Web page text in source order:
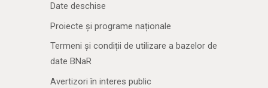
Date deschise
Proiecte și programe naționale
Termeni și condiții de utilizare a bazelor de
date BNaR
Avertizori în interes public